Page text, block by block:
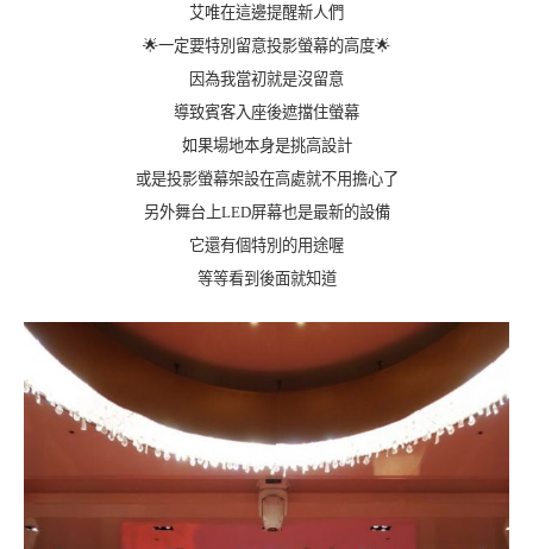
艾唯在這邊提醒新人們
🌟一定要特別留意投影螢幕的高度🌟
因為我當初就是沒留意
導致賓客入座後遮擋住螢幕
如果場地本身是挑高設計
或是投影螢幕架設在高處就不用擔心了
另外舞台上LED屏幕也是最新的設備
它還有個特別的用途喔
等等看到後面就知道